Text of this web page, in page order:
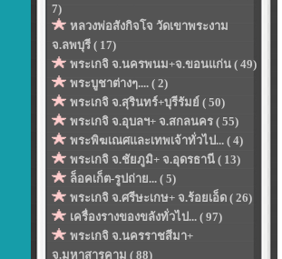
7)
หลวงพ่อสังกิจโจ วัดเขาพระงาม
จ.ลพบุรี ( 17)
พระเกจิ จ.นครพนม+จ.ขอนแก่น ( 49)
พระบูชาต่างๆ.... ( 2)
พระเกจิ จ.สุรินทร์+บุรีรัมย์ ( 50)
พระเกจิ จ.อุบลฯ+ จ.สกลนคร ( 55)
พระพิฆเณศและเทพเจ้าทั่วไป... ( 4)
พระเกจิ จ.ชัยภูมิ+ จ.อุดรธานี ( 13)
ล็อคเก็ต-รูปถ่าย... ( 5)
พระเกจิ จ.ศรีษะเกษ+ จ.ร้อยเอ็ด ( 26)
เครื่องรางของขลังทั่วไป... ( 97)
พระเกจิ จ.นครราชสีมา+
จ.มหาสารคาม ( 88)